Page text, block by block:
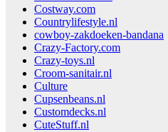
Costway.com
Countrylifestyle.nl
cowboy-zakdoeken-bandana
Crazy-Factory.com
Crazy-toys.nl
Croom-sanitair.nl
Culture
Cupsenbeans.nl
Customdecks.nl
CuteStuff.nl